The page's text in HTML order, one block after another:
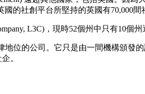
國的社創平台所堅持的英國有70,000
L3C)，現時52個州中只有10個
位的公司。它只是由一間機構頒發
。